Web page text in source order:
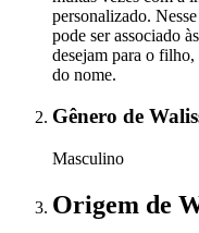
personalizado.
pode ser associado
desejam para o filho,
do nome.
Gênero de
Masculino
Origem de